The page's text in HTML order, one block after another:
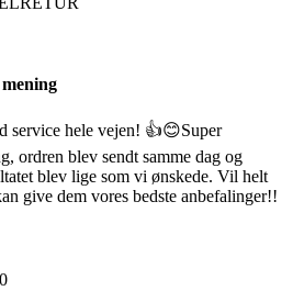
service hele vejen! 👍😊Super
ordren blev sendt samme dag og
blev lige som vi ønskede. Vil helt
give dem vores bedste anbefalinger!!